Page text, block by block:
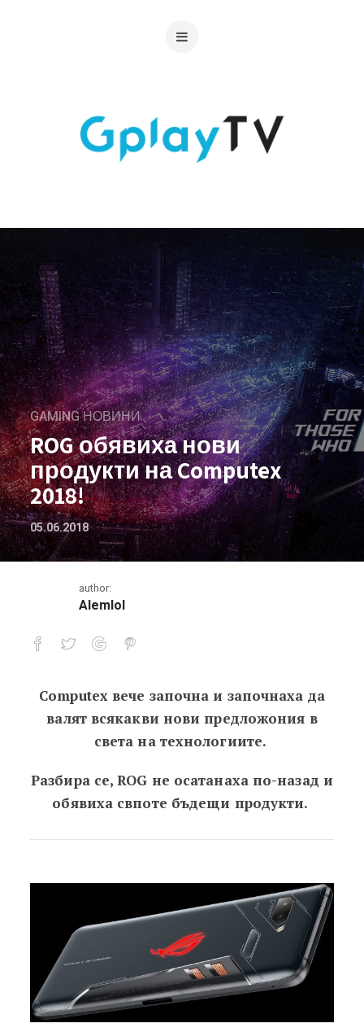
GAMING НОВИНИ
ROG обявиха нови
продукти на Computex
2018!
05.06.2018
author:
Alemlol
ROG обявиха нови продукти на
Computex вече започна и започнаха да
валят всякакви нови предложония в
света на технологиите.
Разбира се, ROG не осатанаха по-назад и
обявиха свпоте бъдещи продукти.